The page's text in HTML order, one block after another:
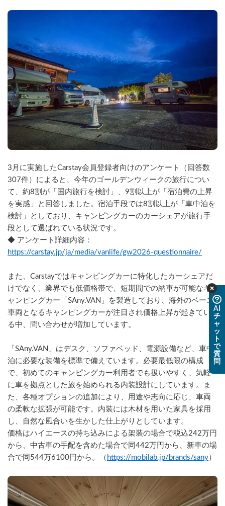
3月に実施したCarstay会員登録者向けのアンケート（回答数
307件）によると、今年のゴールデンウィークの旅行につい
て、約8割が「国内旅行を検討」、9割以上が「宿泊費の上昇
を実感」と回答しました。宿泊手段では8割以上が「車中泊を
検討」としており、キャンピングカーのカーシェアが旅行手
段として選ばれている状況です。
https://carstay.jp/ja/media/vanlife/gw2026-questionnaire/
また、Carstayではキャンピングカーに特化したカーシェアだ
けでなく、業界でも低価格帯で、短期間での納車が可能なキ
ャンピングカー「SAny.VAN」を製造しており、海外のベース
車両となるキャンピングカーが注目され価格上昇が起きてい
る中、問い合わせが増加しています。
「SAny.VAN」はデスク、ソファベッド、電源設備など、車中
泊に必要な装備を標準で備えています。必要最低限の構成
で、初めてのキャンピングカー利用者でも扱いやすく、気軽
に車を拠点とした旅を始められる内装設計にしています。ま
た、各種オプションの追加により、用途や志向に応じ、車両
の柔軟な拡張が可能です。内装には木材を用いた家具を採用
し、自然な風合いを生かした仕上がりとしています。
価格はハイエースの持ち込みによる架装の場合で税込242万円
から、中古車の手配を含めた場合で同442万円から、新車の場
合で同544万6100円から。（ https://mobilab.jp/brands/sany）
AI
チ
ャ
ッ
ト
で
質
問